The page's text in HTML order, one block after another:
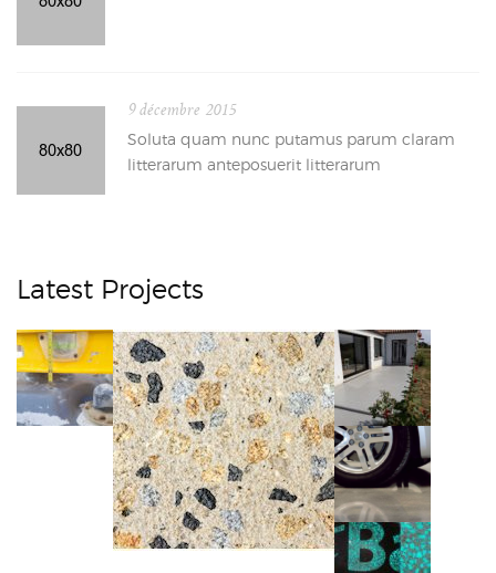
9 décembre 2015
Soluta quam nunc putamus parum claram
litterarum anteposuerit litterarum
Latest Projects